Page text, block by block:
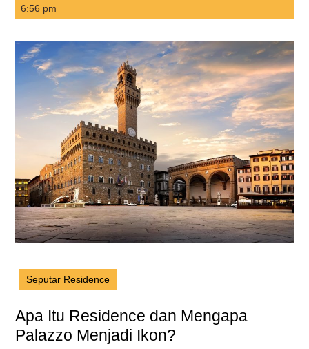
2025
6:56 pm
Seputar Residence
Apa Itu Residence dan Mengapa
Palazzo Menjadi Ikon?